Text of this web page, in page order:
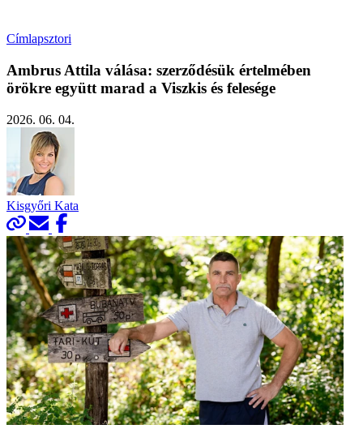
Címlapsztori
Ambrus Attila válása: szerződésük értelmében
örökre együtt marad a Viszkis és felesége
2026. 06. 04.
Kisgyőri Kata